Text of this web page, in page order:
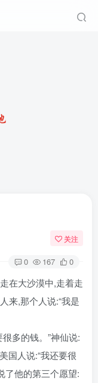
关注
0 167 0
在大沙漠中,走着走
来,那个人说:“我是
多的钱。”神仙说:
国人说:“我还要很
了他的第三个愿望: